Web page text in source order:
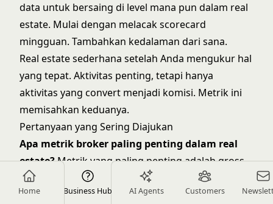
Home Business Hub AI Agents Customers
data untuk bersaing di level mana pun dalam real
estate. Mulai dengan melacak scorecard
mingguan. Tambahkan kedalaman dari sana.
Real estate sederhana setelah Anda mengukur hal
yang tepat. Aktivitas penting, tetapi hanya
aktivitas yang convert menjadi komisi. Metrik ini
memisahkan keduanya.
Pertanyaan yang Sering Diajukan
Apa metrik broker paling penting dalam real
estate?Metrik yang paling penting adalah gross
commission income (GCI), conversion rate lead-to-
close, harga jual rata-rata, nilai pipeline, dan